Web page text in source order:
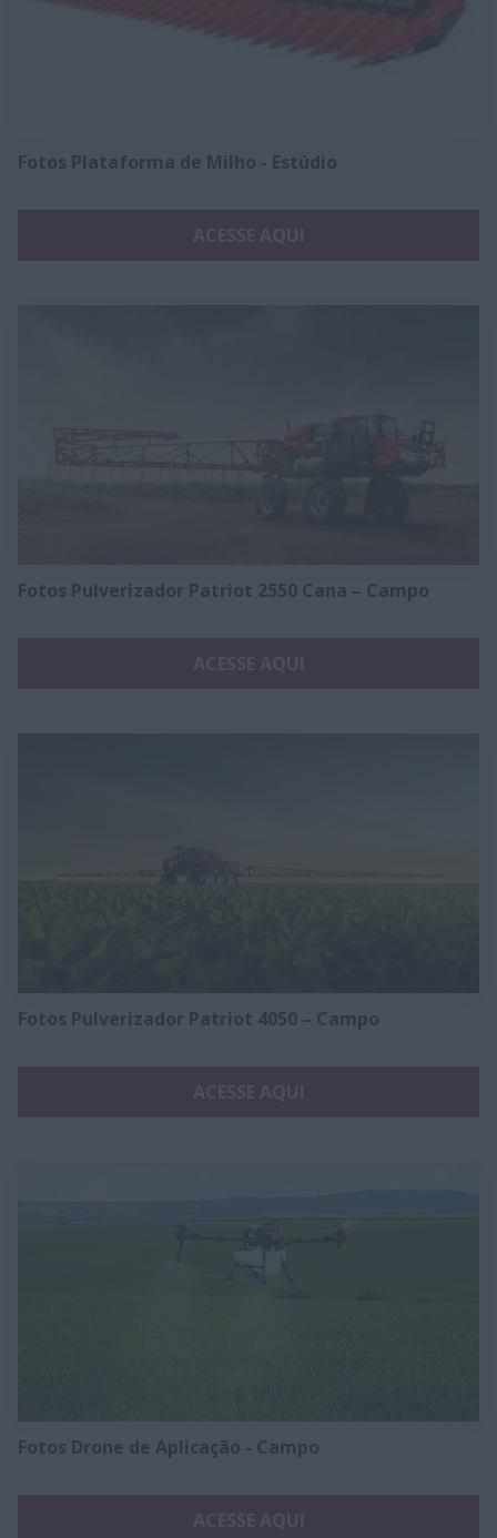
Fotos Plataforma de Milho - Estúdio
Fotos Pulverizador Patriot 2550 Cana – Campo
Fotos Pulverizador Patriot 4050 – Campo
Fotos Drone de Aplicação - Campo